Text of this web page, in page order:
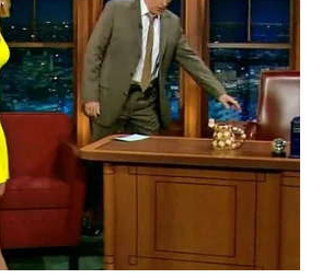
nošenje istog rublja, a čak 37%
nosi dulje od 24 sata.
upozoravaju da takva praksa
i bakterijskih infekcija,
mirisa.